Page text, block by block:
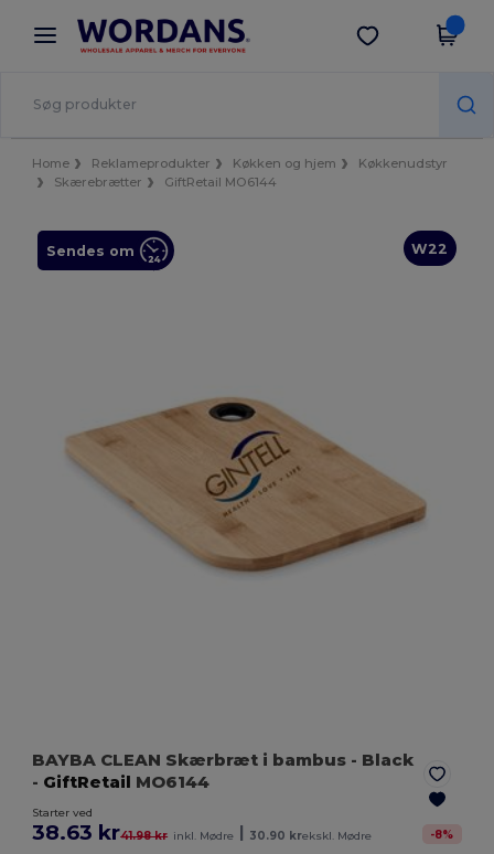
× Wordans-app
Bedre priser i appen!
Hent app
Home Reklameprodukter Køkken og hjem
Køkkenudstyr
Skærebrætter
GiftRetail MO6144
W22
Sendes om
BAYBA CLEAN Skærbræt i bambus - Black
- GiftRetail MO6144
Starter ved
38.63 kr41.98 kr inkl. Mødre 30.90 krekskl. Mødre -8%